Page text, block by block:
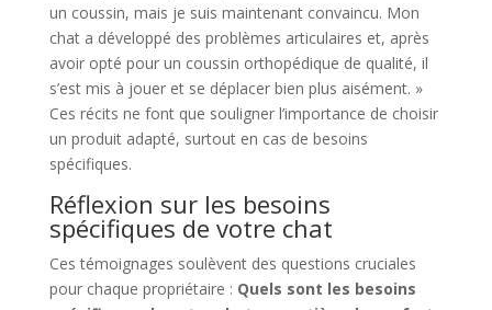
un coussin, mais je suis maintenant convaincu. Mon
chat a développé des problèmes articulaires et, après
avoir opté pour un coussin orthopédique de qualité, il
s’est mis à jouer et se déplacer bien plus aisément. »
Ces récits ne font que souligner l’importance de choisir
un produit adapté, surtout en cas de besoins
spécifiques.
Réflexion sur les besoins
spécifiques de votre chat
Ces témoignages soulèvent des questions cruciales
pour chaque propriétaire : Quels sont les besoins